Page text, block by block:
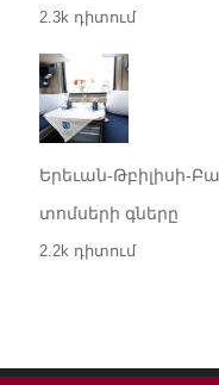
2.3k դիտում
Երեւան-Թբիլիսի-
տոմսերի գները
2.2k դիտում